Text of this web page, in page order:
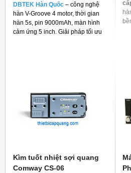
DBTEK Hàn Quốc – công nghệ
hàn V-Groove 4 motor, thời gian
hàn 5s, pin 9000mAh, màn hình
cảm ứng 5 inch. Giải pháp tối ưu
Kìm tuốt nhiệt sợi quang
Comway CS-06